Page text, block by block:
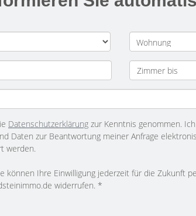
Datenschutzerklärung zur Kenntnis genommen.
Daten zur Beantwortung meiner Anfrage
werden.
können Ihre Einwilligung jederzeit für die Zukunft
widerrufen. *